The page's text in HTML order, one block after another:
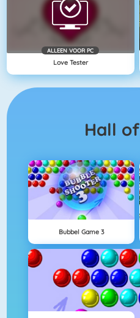
ALLEEN VOOR PC
Love Tester
Hall of
Bubbel Game 3